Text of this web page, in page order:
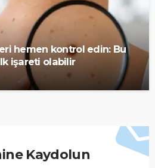
hemen kontrol edin: Bu
işareti olabilir
Kaydolun